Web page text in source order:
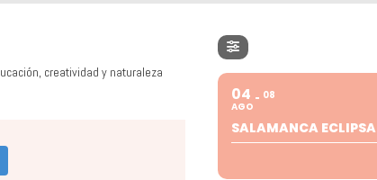
creatividad y naturaleza
04
AGO
08
SALAMANCA ECLIPSA